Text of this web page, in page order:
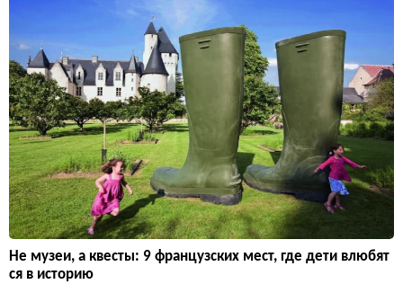
Не музеи, а квесты: 9 французских мест, где дети влюбят
ся в историю